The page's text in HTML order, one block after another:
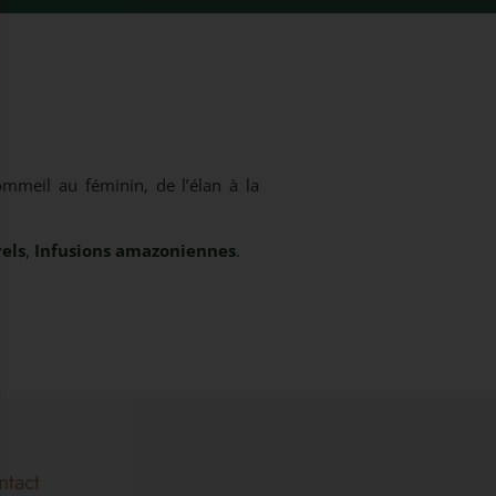
au féminin, de l’élan à la
, Infusions amazoniennes.